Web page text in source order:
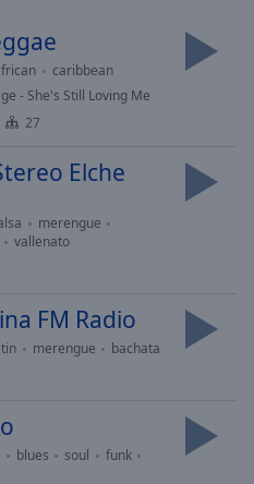
caribbean
- She's Still Loving Me
27
Elche
merengue
vallenato
FM Radio
merengue
bachata
blues soul
funk